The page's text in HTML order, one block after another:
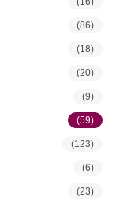
(86)
(18)
(20)
(9)
(59)
(123)
(6)
(23)